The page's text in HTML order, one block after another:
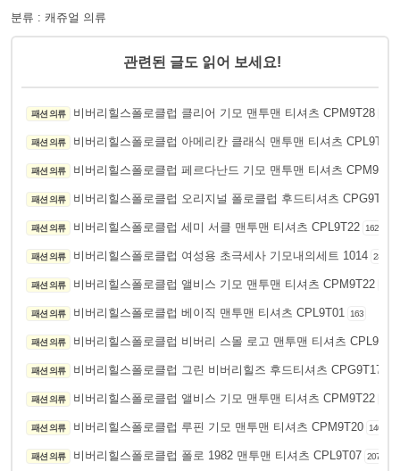
분류 : 캐쥬얼 의류
관련된 글도 읽어 보세요!
패션 의류 비버리힐스폴로클럽 클리어 기모 맨투맨 티셔츠 CPM9T28
패션 의류 비버리힐스폴로클럽 아메리칸 클래식 맨투맨 티셔츠 CPL9T18
패션 의류 비버리힐스폴로클럽 페르다난드 기모 맨투맨 티셔츠 CPM9T30
패션 의류 비버리힐스폴로클럽 오리지널 폴로클럽 후드티셔츠 CPG9T12
패션 의류 비버리힐스폴로클럽 세미 서클 맨투맨 티셔츠 CPL9T22 162
패션 의류 비버리힐스폴로클럽 여성용 초극세사 기모내의세트 1014 281
패션 의류 비버리힐스폴로클럽 앨비스 기모 맨투맨 티셔츠 CPM9T22
패션 의류 비버리힐스폴로클럽 베이직 맨투맨 티셔츠 CPL9T01 163
패션 의류 비버리힐스폴로클럽 비버리 스몰 로고 맨투맨 티셔츠 CPL9T31
패션 의류 비버리힐스폴로클럽 그린 비버리힐즈 후드티셔츠 CPG9T17
패션 의류 비버리힐스폴로클럽 앨비스 기모 맨투맨 티셔츠 CPM9T22
패션 의류 비버리힐스폴로클럽 루핀 기모 맨투맨 티셔츠 CPM9T20 140
패션 의류 비버리힐스폴로클럽 폴로 1982 맨투맨 티셔츠 CPL9T07 207